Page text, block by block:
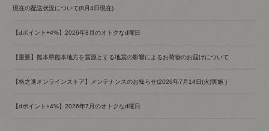
現在の配送状況について(8月4日現在)
【dポイント+4%】2026年8月のオトクなd曜日
【重要】熊本県熊本地方を震源とする地震の影響によるお荷物のお届けについて
【格之進オンラインストア】メンテナンスのお知らせ(2026年7月14日(火)実施 )
【dポイント+4%】2026年7月のオトクなd曜日